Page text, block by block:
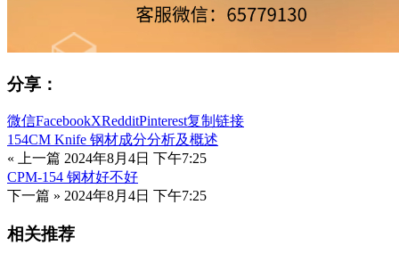
分享：
微信FacebookXRedditPinterest复制链接
154CM Knife 钢材成分分析及概述
« 上一篇 2024年8月4日 下午7:25
CPM-154 钢材好不好
下一篇 » 2024年8月4日 下午7:25
相关推荐